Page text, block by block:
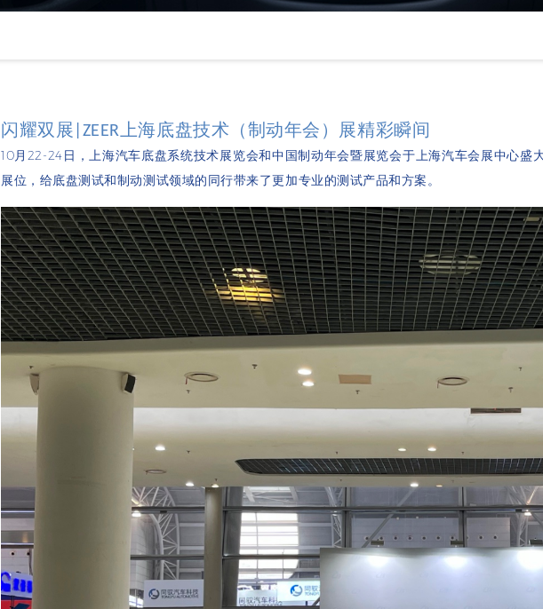
闪耀双展|ZEER上海底盘技术（制动年会）展精彩瞬间
10月 22-24日，上海汽车底盘系统技术展览会和中国制动年会暨展览会于上海汽车会展中心盛
展位，给底盘测试和制动测试领域的同行带来了更加专业的测试产品和方案。